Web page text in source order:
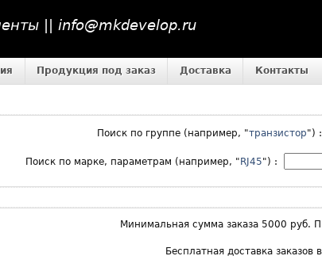
|| info@mkdevelop.ru
Продукция под заказ Доставка Контакты
Поиск по группе (например, "транзистор")
Поиск по марке, параметрам (например, " RJ45") :
Минимальная сумма заказа 5000 руб.
Бесплатная доставка